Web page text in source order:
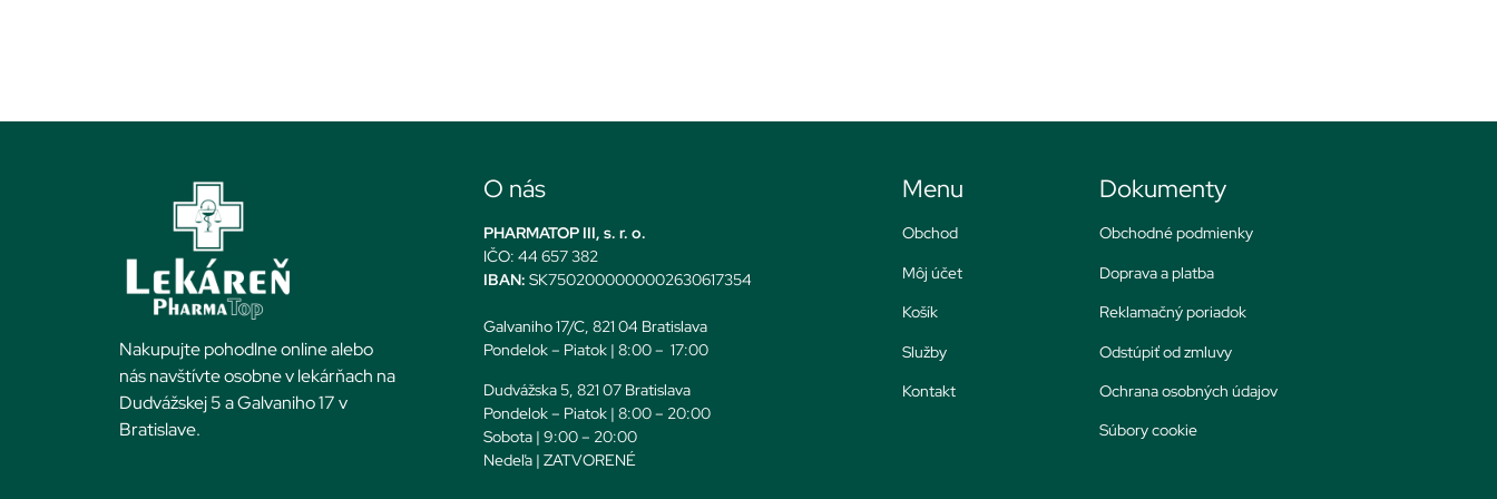
Nakupujte pohodlne online alebo
nás navštívte osobne v lekárňach na
Dudvážskej 5 a Galvaniho 17 v
Bratislave.
O nás
PHARMATOP III, s. r. o.
IČO: 44 657 382
IBAN: SK7502000000002630617354
Galvaniho 17/C, 821 04 Bratislava
Pondelok – Piatok | 8:00 – 17:00
Dudvážska 5, 821 07 Bratislava
Pondelok – Piatok | 8:00 – 20:00
Sobota | 9:00 – 20:00
Nedeľa | ZATVORENÉ
Menu
Obchod
Môj účet
Košík
Služby
Kontakt
Dokumenty
Obchodné podmienky
Doprava a platba
Reklamačný poriadok
Odstúpiť od zmluvy
Ochrana osobných údajov
Súbory cookie